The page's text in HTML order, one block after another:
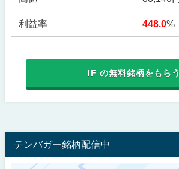
利益率 448.0%
IF の無料銘柄をもらう
テンバガー銘柄配信中